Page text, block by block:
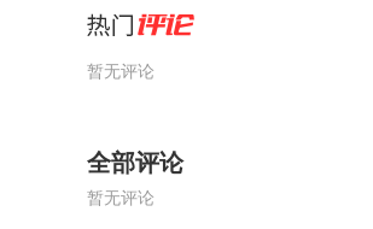
暂无评论
全部评论
暂无评论